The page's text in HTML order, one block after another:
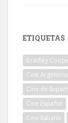
ETIQUETAS
Bradley
Cine Argentino
Cine de
Cine Español
Cine Italiano